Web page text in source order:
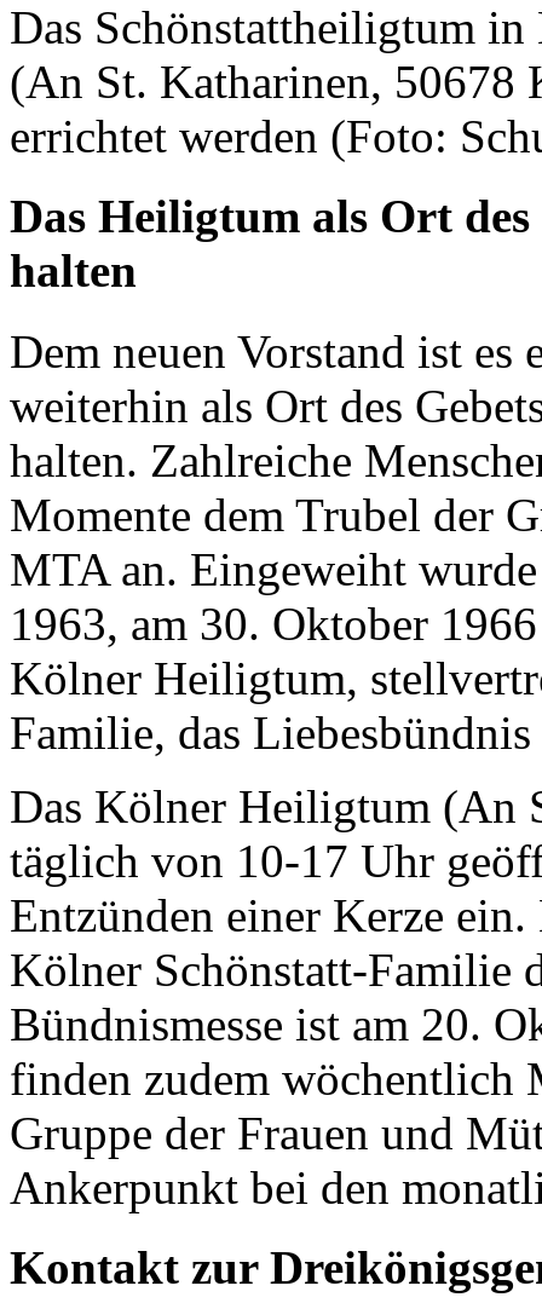
Das Schönstattheiligtum
(An St. Katharinen, 50678
errichtet werden (Foto:
Das Heiligtum als Ort
halten
Dem neuen Vorstand ist
weiterhin als Ort des
halten. Zahlreiche
Momente dem Trubel der
MTA an. Eingeweiht
1963, am 30. Oktober
Kölner Heiligtum,
Familie, das
Das Kölner Heiligtum (An
täglich von 10-17 Uhr
Entzünden einer Kerze
Kölner Schönstatt-Familie
Bündnismesse ist am 20.
finden zudem wöchentlich
Gruppe der Frauen und
Ankerpunkt bei den
Kontakt zur